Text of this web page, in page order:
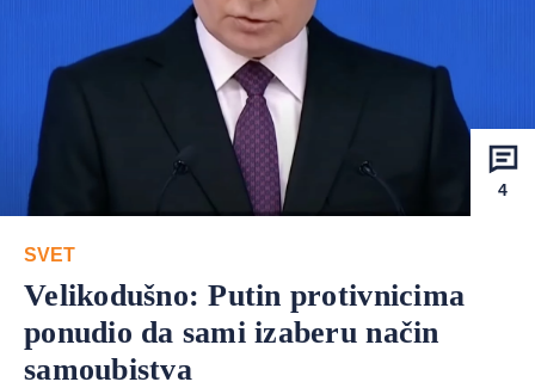
4
SVET
Velikodušno: Putin protivnicima
ponudio da sami izaberu način
samoubistva